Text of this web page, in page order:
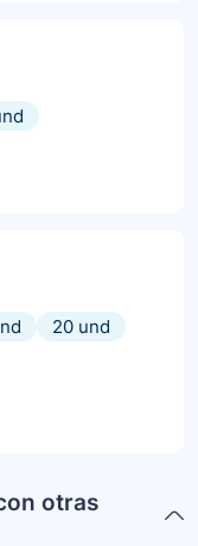
20 und
otras